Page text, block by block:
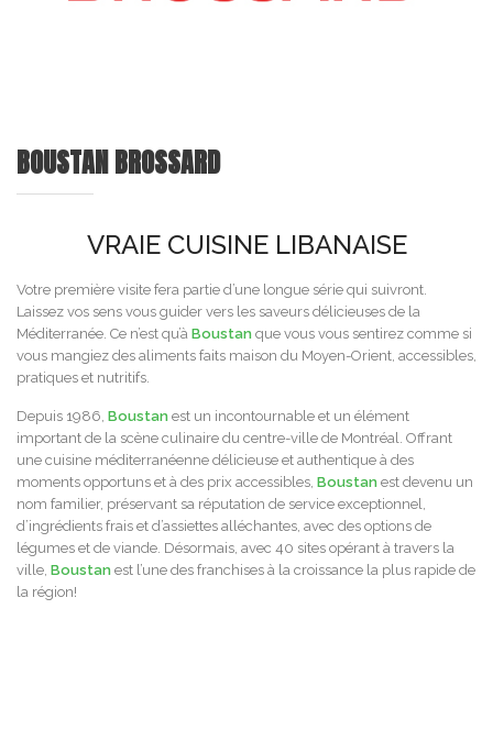
BOUSTAN BROSSARD
VRAIE CUISINE LIBANAISE
Votre première visite fera partie d’une longue série qui suivront.
Laissez vos sens vous guider vers les saveurs délicieuses de la
Méditerranée. Ce n’est qu’à Boustan que vous vous sentirez comme si
vous mangiez des aliments faits maison du Moyen-Orient, accessibles,
pratiques et nutritifs.
Depuis 1986, Boustan est un incontournable et un élément
important de la scène culinaire du centre-ville de Montréal. Offrant
une cuisine méditerranéenne délicieuse et authentique à des
moments opportuns et à des prix accessibles, Boustan est devenu un
nom familier, préservant sa réputation de service exceptionnel,
d’ingrédients frais et d’assiettes alléchantes, avec des options de
légumes et de viande. Désormais, avec 40 sites opérant à travers la
ville, Boustan est l’une des franchises à la croissance la plus rapide de
la région!